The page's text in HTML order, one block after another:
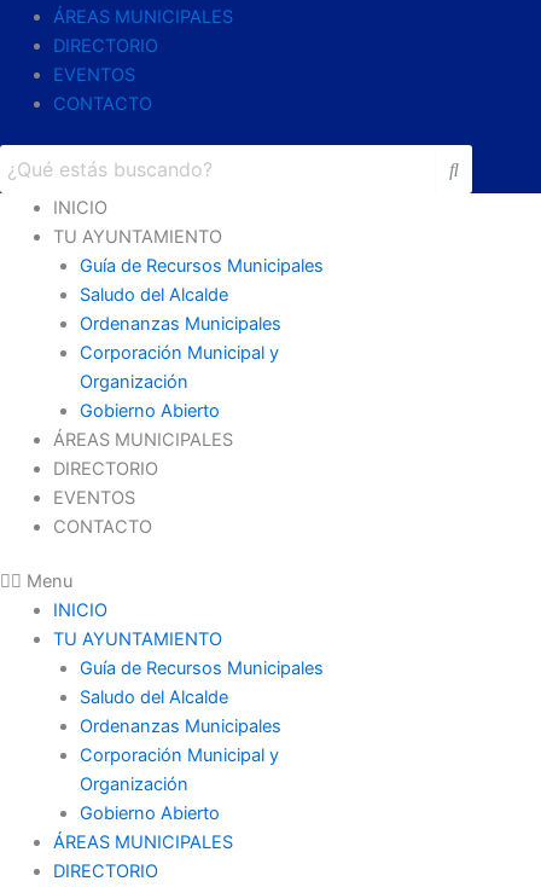
ÁREAS MUNICIPALES
DIRECTORIO
EVENTOS
CONTACTO
INICIO
TU AYUNTAMIENTO
Guía de Recursos Municipales
Saludo del Alcalde
Ordenanzas Municipales
Corporación Municipal y
Organización
Gobierno Abierto
ÁREAS MUNICIPALES
DIRECTORIO
EVENTOS
CONTACTO
Menu
INICIO
TU AYUNTAMIENTO
Guía de Recursos Municipales
Saludo del Alcalde
Ordenanzas Municipales
Corporación Municipal y
Organización
Gobierno Abierto
ÁREAS MUNICIPALES
DIRECTORIO